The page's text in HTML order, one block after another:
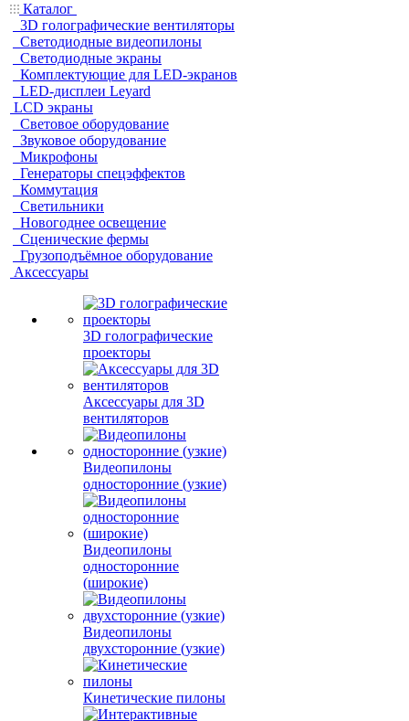
Каталог
3D голографические вентиляторы
Светодиодные видеопилоны
Светодиодные экраны
Комплектующие для LED-экранов
LED-дисплеи Leyard
LCD экраны
Световое оборудование
Звуковое оборудование
Микрофоны
Генераторы спецэффектов
Коммутация
Светильники
Новогоднее освещение
Сценические фермы
Грузоподъёмное оборудование
Аксессуары
3D голографические
проекторы
Аксессуары для 3D
вентиляторов
Видеопилоны
односторонние (узкие)
Видеопилоны
односторонние
(широкие)
Видеопилоны
двухсторонние (узкие)
Кинетические пилоны